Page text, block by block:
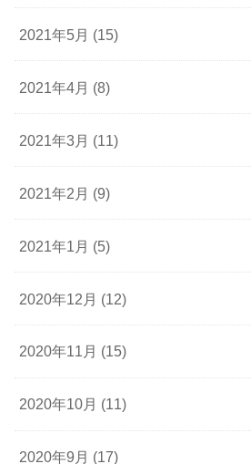
2021年5月 (15)
2021年4月 (8)
2021年3月 (11)
2021年2月 (9)
2021年1月 (5)
2020年12月 (12)
2020年11月 (15)
2020年10月 (11)
2020年9月 (17)